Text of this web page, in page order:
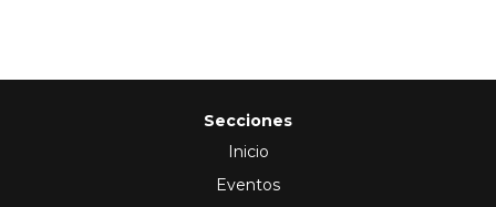
Secciones
Inicio
Eventos